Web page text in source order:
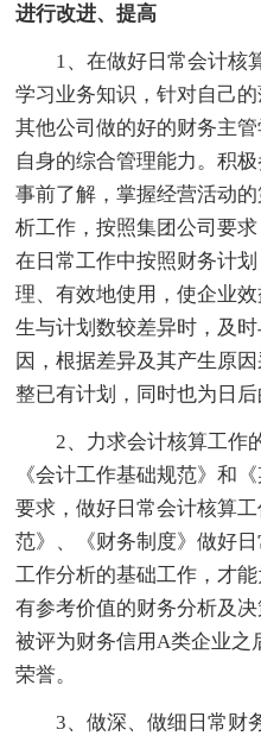
进行改进、提高
1、在做好日常会计核
学习业务知识，针对自己
其他公司做的好的财务主
自身的综合管理能力。积
事前了解，掌握经营活动
析工作，按照集团公司要
在日常工作中按照财务计
理、有效地使用，使企业
生与计划数较差异时，及
因，根据差异及其产生原
整已有计划，同时也为日后
2、力求会计核算工作
《会计工作基础规范》和
要求，做好日常会计核算
范》、《财务制度》做好
工作分析的基础工作，才
有参考价值的财务分析及
被评为财务信用A类企业之
荣誉。
3、做深、做细日常财务